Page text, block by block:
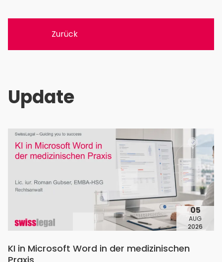
Zurück
Update
05
AUG
2026
KI in Microsoft Word in der medizinischen
Praxis